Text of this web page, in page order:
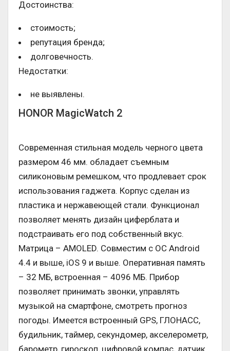
Достоинства:
стоимость;
репутация бренда;
долговечность.
Недостатки:
не выявлены.
HONOR MagicWatch 2
Современная стильная модель черного цвета
размером 46 мм. обладает съемным
силиконовым ремешком, что продлевает срок
использования гаджета. Корпус сделан из
пластика и нержавеющей стали. Функционал
позволяет менять дизайн циферблата и
подстраивать его под собственный вкус.
Матрица – AMOLED. Совместим с ОС Android
4.4 и выше, iOS 9 и выше. Оперативная память
– 32 МБ, встроенная – 4096 МБ. Прибор
позволяет принимать звонки, управлять
музыкой на смартфоне, смотреть прогноз
погоды. Имеется встроенный GPS, ГЛОНАСС,
будильник, таймер, секундомер, акселерометр,